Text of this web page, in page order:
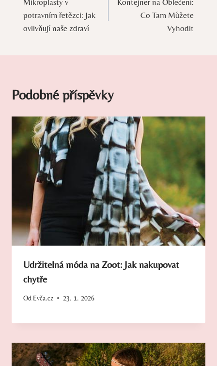
pro
příspěvek
potravním řetězci: Jak
ovlivňují naše zdraví
Co Tam Můžete
Vyhodit
Podobné příspěvky
Udržitelná móda na Zoot: Jak nakupovat
chytře
Od Evča.cz 23. 1. 2026